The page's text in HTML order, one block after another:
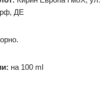
ДЕ
на 100 ml